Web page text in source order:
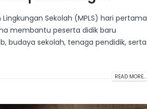
Sekolah (MPLS) hari pertama
membantu peserta didik baru
budaya sekolah, tenaga pendidik, serta
READ MORE...